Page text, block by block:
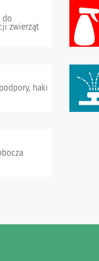
do
zwierząt
haki